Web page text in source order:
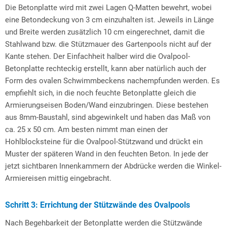
Die Betonplatte wird mit zwei Lagen Q-Matten bewehrt, wobei
eine Betondeckung von 3 cm einzuhalten ist. Jeweils in Länge
und Breite werden zusätzlich 10 cm eingerechnet, damit die
Stahlwand bzw. die Stützmauer des Gartenpools nicht auf der
Kante stehen. Der Einfachheit halber wird die Ovalpool-
Betonplatte rechteckig erstellt, kann aber natürlich auch der
Form des ovalen Schwimmbeckens nachempfunden werden. Es
empfiehlt sich, in die noch feuchte Betonplatte gleich die
Armierungseisen Boden/Wand einzubringen. Diese bestehen
aus 8mm-Baustahl, sind abgewinkelt und haben das Maß von
ca. 25 x 50 cm. Am besten nimmt man einen der
Hohlblocksteine für die Ovalpool-Stützwand und drückt ein
Muster der späteren Wand in den feuchten Beton. In jede der
jetzt sichtbaren Innenkammern der Abdrücke werden die Winkel-
Armiereisen mittig eingebracht.
Schritt 3: Errichtung der Stützwände des Ovalpools
Nach Begehbarkeit der Betonplatte werden die Stützwände